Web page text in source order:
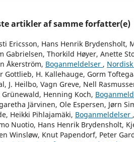
artikler af samme forfatter(e)
Ericsson, Hans Henrik Brydensholt,
Gabrielsen, Thorkild Høyer, Anette
Åkerström, Boganmeldelser ,
Gottlieb, H. Kallehauge, Gorm
J. Heilbo, Vagn Greve, Nell
Henning Koch,
Järvinen, Ole Espersen, Jørn
Heikki Pihlajamäki, Boganmeldelser ,
Nuotio, Hans Henrik Brydensholt,
Winsløw, Knut Papendorf, Peter